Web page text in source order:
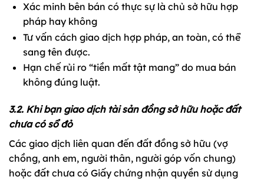
Xác minh bên bán có thực sự là chủ sở hữu hợp
pháp hay không
Tư vấn cách giao dịch hợp pháp, an toàn, có thể
sang tên được.
Hạn chế rủi ro “tiền mất tật mang” do mua bán
không đúng luật.
3.2. Khi bạn giao dịch tài sản đồng sở hữu hoặc đất
chưa có sổ đỏ
Các giao dịch liên quan đến đất đồng sở hữu (vợ
chồng, anh em, người thân, người góp vốn chung)
hoặc đất chưa có Giấy chứng nhận quyền sử dụng